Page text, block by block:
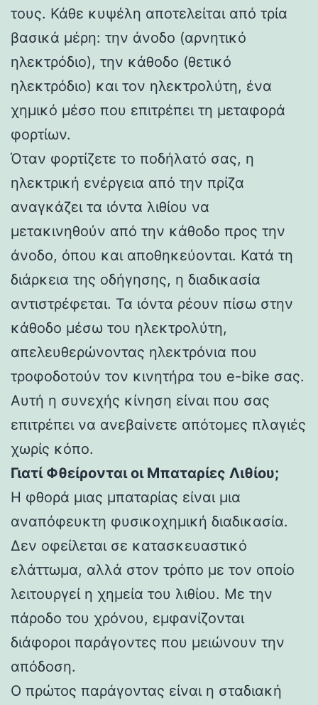
τους. Κάθε κυψέλη αποτελείται από τρία
βασικά μέρη: την άνοδο (αρνητικό
ηλεκτρόδιο), την κάθοδο (θετικό
ηλεκτρόδιο) και τον ηλεκτρολύτη, ένα
χημικό μέσο που επιτρέπει τη μεταφορά
φορτίων.
Όταν φορτίζετε το ποδήλατό σας, η
ηλεκτρική ενέργεια από την πρίζα
αναγκάζει τα ιόντα λιθίου να
μετακινηθούν από την κάθοδο προς την
άνοδο, όπου και αποθηκεύονται. Κατά τη
διάρκεια της οδήγησης, η διαδικασία
αντιστρέφεται. Τα ιόντα ρέουν πίσω στην
κάθοδο μέσω του ηλεκτρολύτη,
απελευθερώνοντας ηλεκτρόνια που
τροφοδοτούν τον κινητήρα του e-bike σας.
Αυτή η συνεχής κίνηση είναι που σας
επιτρέπει να ανεβαίνετε απότομες πλαγιές
χωρίς κόπο.
Γιατί Φθείρονται οι Μπαταρίες Λιθίου;
Η φθορά μιας μπαταρίας είναι μια
αναπόφευκτη φυσικοχημική διαδικασία.
Δεν οφείλεται σε κατασκευαστικό
ελάττωμα, αλλά στον τρόπο με τον οποίο
λειτουργεί η χημεία του λιθίου. Με την
πάροδο του χρόνου, εμφανίζονται
διάφοροι παράγοντες που μειώνουν την
απόδοση.
Ο πρώτος παράγοντας είναι η σταδιακή